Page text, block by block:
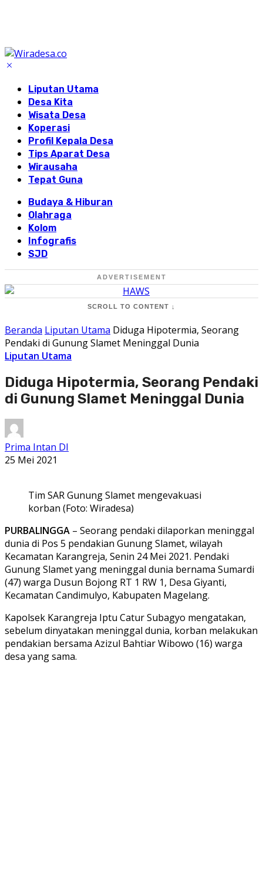
Liputan Utama
Desa Kita
Wisata Desa
Koperasi
Profil Kepala Desa
Tips Aparat Desa
Wirausaha
Tepat Guna
Budaya & Hiburan
Olahraga
Kolom
Infografis
SJD
ADVERTISEMENT
SCROLL TO CONTENT ↓
Beranda Liputan Utama Diduga Hipotermia, Seorang
Pendaki di Gunung Slamet Meninggal Dunia
Liputan Utama
Diduga Hipotermia, Seorang Pendaki
di Gunung Slamet Meninggal Dunia
Prima Intan DI
25 Mei 2021
Tim SAR Gunung Slamet mengevakuasi
korban (Foto: Wiradesa)
PURBALINGGA – Seorang pendaki dilaporkan meninggal
dunia di Pos 5 pendakian Gunung Slamet, wilayah
Kecamatan Karangreja, Senin 24 Mei 2021. Pendaki
Gunung Slamet yang meninggal dunia bernama Sumardi
(47) warga Dusun Bojong RT 1 RW 1, Desa Giyanti,
Kecamatan Candimulyo, Kabupaten Magelang.
Kapolsek Karangreja Iptu Catur Subagyo mengatakan,
sebelum dinyatakan meninggal dunia, korban melakukan
pendakian bersama Azizul Bahtiar Wibowo (16) warga
desa yang sama.